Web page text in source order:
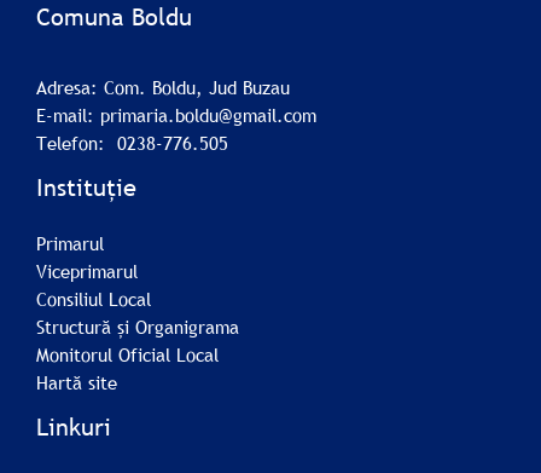
Comuna Boldu
Adresa: Com. Boldu, Jud Buzau
E-mail: primaria.boldu@gmail.com
Telefon: 0238-776.505
Instituție
Primarul
Viceprimarul
Consiliul Local
Structură și Organigrama
Monitorul Oficial Local
Hartă site
Linkuri